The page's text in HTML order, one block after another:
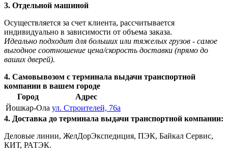
3. Отдельной машиной
Осуществляется за счет клиента, рассчитывается
индивидуально в зависимости от объема заказа.
Идеально подходит для больших или тяжелых грузов - самое
выгодное соотношение цена/скорость доставки (прямо до
ваших дверей).
4. Самовывозом с терминала выдачи транспортной
компании в вашем городе
Город
Адрес
Йошкар-Ола ул. Строителей, 76а
4. Доставка до терминала выдачи транспортной компании:
Деловые линии, ЖелДорЭкспедиция, ПЭК, Байкал Сервис,
КИТ, РАТЭК.